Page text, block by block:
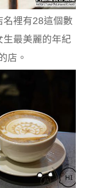
裡有28這個數
生最美麗的年紀
店。